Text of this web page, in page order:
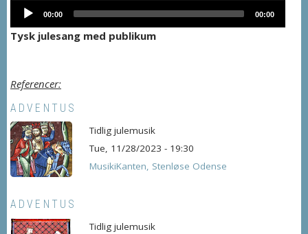
Audio
Player
00:00 00:00
Tysk julesang med publikum
Referencer:
ADVENTUS
Tidlig julemusik
Tue, 11/28/2023 - 19:30
MusikiKanten, Stenløse Odense
ADVENTUS
Tidlig julemusik